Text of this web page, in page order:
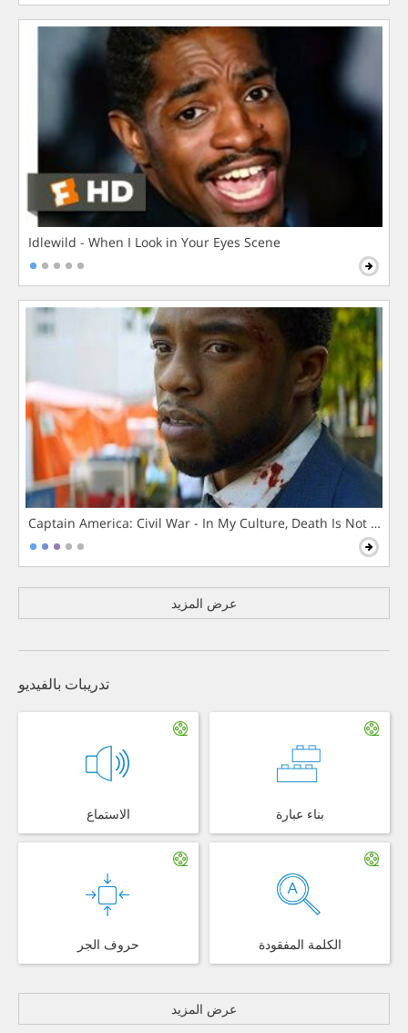
Idlewild - When I Look in Your Eyes Scene
Captain America: Civil War - In My Culture, Death Is Not The
عرض المزيد
تدريبات بالفيديو
الاستماع بناء عبارة
حروف الجر الكلمة المفقودة
عرض المزيد